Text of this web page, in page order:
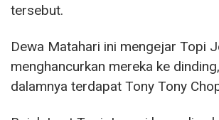
tersebut.
Dewa Matahari ini mengejar Topi
menghancurkan mereka ke
dalamnya terdapat Tony Tony